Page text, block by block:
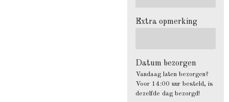
Extra opmerking
Datum bezorgen
Vandaag laten bezorgen?
Voor 14:00 uur besteld, is
dezelfde dag bezorgd!